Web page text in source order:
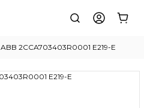
ABB 2CCA703403R0001 E219-E